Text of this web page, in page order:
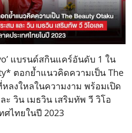
แบรนด์สกินแคร์อันดับ 1 ใน
ตอกย้ำแนวคิดความเป็น The
ลงใหลในความงาม พร้อมเปิด
วิน เมธวิน เสริมทัพ วี วิโอ
ศไทยในปี 2023